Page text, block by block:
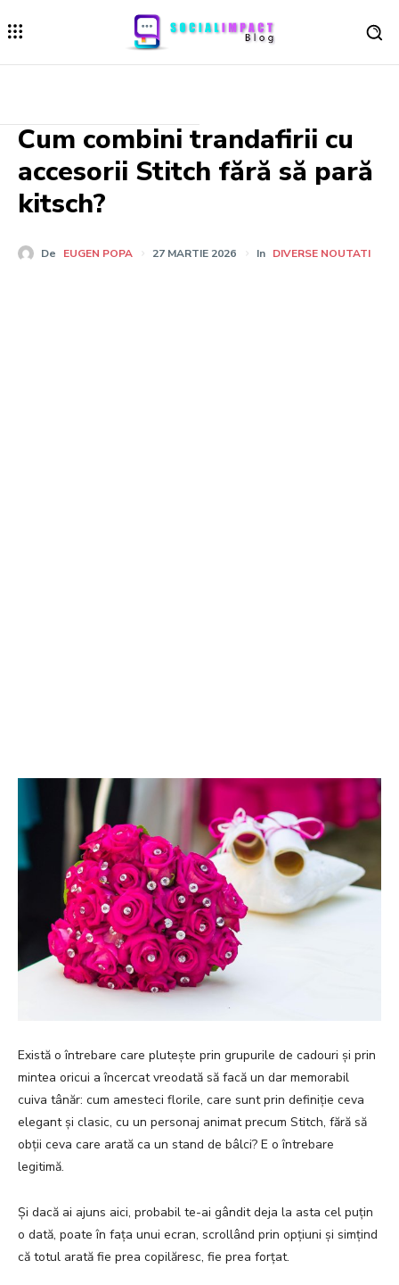
Cum combini trandafirii cu
accesorii Stitch fără să pară
kitsch?
De EUGEN POPA 27 MARTIE 2026 In DIVERSE NOUTATI
Există o întrebare care plutește prin grupurile de cadouri și prin
mintea oricui a încercat vreodată să facă un dar memorabil
cuiva tânăr: cum amesteci florile, care sunt prin definiție ceva
elegant și clasic, cu un personaj animat precum Stitch, fără să
obții ceva care arată ca un stand de bâlci? E o întrebare
legitimă.
Și dacă ai ajuns aici, probabil te-ai gândit deja la asta cel puțin
o dată, poate în fața unui ecran, scrollând prin opțiuni și simțind
că totul arată fie prea copilăresc, fie prea forțat.